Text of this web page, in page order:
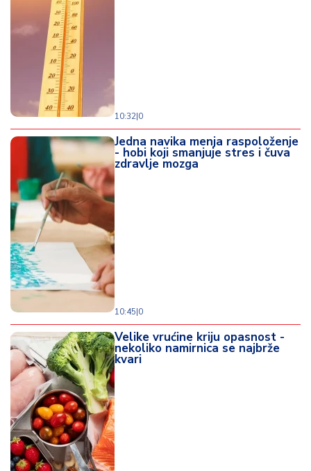
10:32|0
Jedna navika menja raspoloženje
- hobi koji smanjuje stres i čuva
zdravlje mozga
10:45|0
Velike vrućine kriju opasnost -
nekoliko namirnica se najbrže
kvari